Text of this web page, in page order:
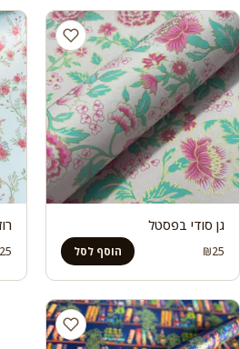
גן סודי בפסטל
₪25 הוסף לסל 25